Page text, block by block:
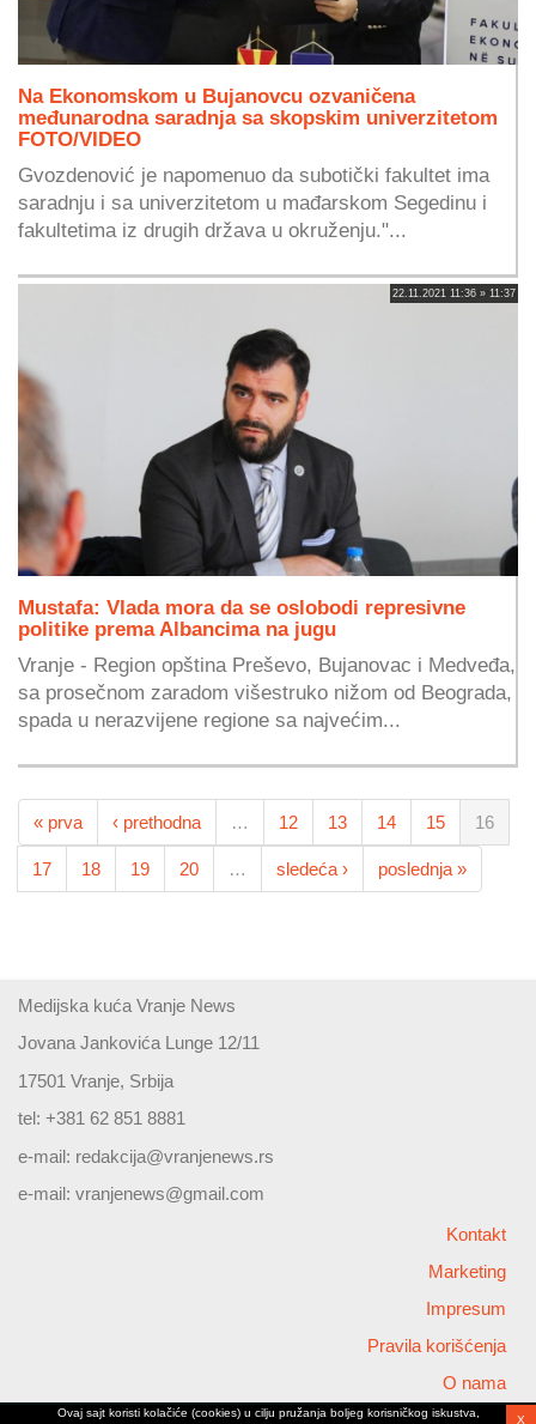
Na Ekonomskom u Bujanovcu ozvaničena
međunarodna saradnja sa skopskim univerzitetom
FOTO/VIDEO
Gvozdenović je napomenuo da subotički fakultet ima
saradnju i sa univerzitetom u mađarskom Segedinu i
fakultetima iz drugih država u okruženju."...
22.11.2021 11:36 » 11:37
Mustafa: Vlada mora da se oslobodi represivne
politike prema Albancima na jugu
Vranje - Region opština Preševo, Bujanovac i Medveđa,
sa prosečnom zaradom višestruko nižom od Beograda,
spada u nerazvijene regione sa najvećim...
« prva ‹ prethodna … 12 13 14 15 16
17 18 19 20 … sledeća › poslednja »
Medijska kuća Vranje News
Jovana Jankovića Lunge 12/11
17501 Vranje, Srbija
tel: +381 62 851 8881
e-mail: redakcija@vranjenews.rs
e-mail: vranjenews@gmail.com
Kontakt
Marketing
Impresum
Pravila korišćenja
O nama
Ovaj sajt koristi kolačiće (cookies) u cilju pružanja boljeg korisničkog iskustva,
X